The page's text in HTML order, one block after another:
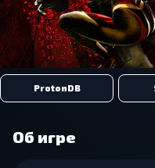
ProtonDB
Об игре